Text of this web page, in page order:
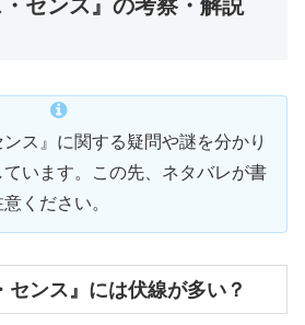
センス』の考察・解説
ス』に関する疑問や謎を分かり
います。この先、ネタバレが書
ください。
センス』には伏線が多い？